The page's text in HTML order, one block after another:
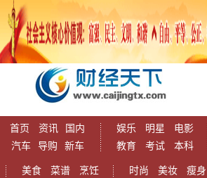
首页 资讯
国内
汽车
导购 新车
娱乐 明星
电影
教育
考试 本科
美食 菜谱
烹饪
时尚 美妆
瘦身